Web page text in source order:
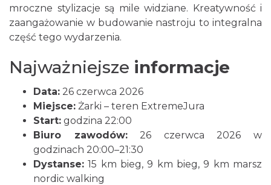
Juromania w Złotym Potoku: 19.09.2026
(sobota)
Złoty Potok
2026-09-19
8.07 km
mroczne stylizacje są mile widziane. Kreatywność i
zaangażowanie w budowanie nastroju to integralna
część tego wydarzenia.
Najważniejsze informacje
Data: 26 czerwca 2026
Miejsce: Żarki – teren ExtremeJura
Start: godzina 22:00
Biuro zawodów:26 czerwca 2026 w
godzinach 20:00–21:30
Dystanse: 15 km bieg, 9 km bieg, 9 km marsz
nordic walking